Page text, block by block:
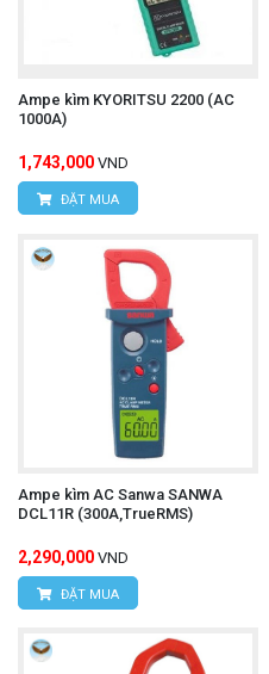
Ampe kìm KYORITSU 2200 (AC
1000A)
1,743,000 VND
ĐẶT MUA
Ampe kìm AC Sanwa SANWA
DCL11R (300A,TrueRMS)
2,290,000 VND
ĐẶT MUA